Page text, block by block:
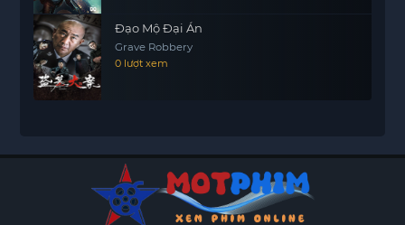
Đạo Mộ Đại Án
Grave Robbery
0 lượt xem